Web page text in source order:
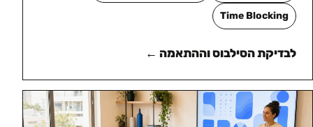
Time Blocking
לבדיקת הסילבוס וההתאמה ←